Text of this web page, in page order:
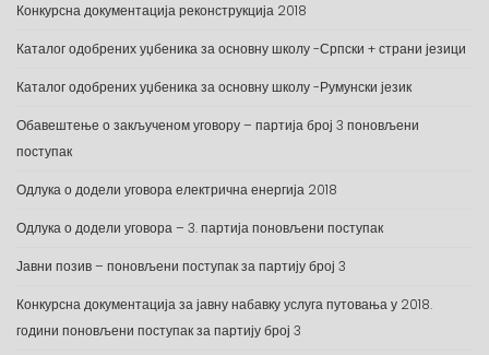
Конкурсна документација реконструкција 2018
Каталог одобрених уџбеника за основну школу -Српски + страни језици
Каталог одобрених уџбеника за основну школу -Румунски језик
Обавештење о закљученом уговору – партија број 3 поновљени
поступак
Одлука о додели уговора електрична енергија 2018
Одлука о додели уговора – 3. партија поновљени поступак
Јавни позив – поновљени поступак за партију број 3
Конкурсна документација за јавну набавку услуга путовања у 2018.
години поновљени поступак за партију број 3